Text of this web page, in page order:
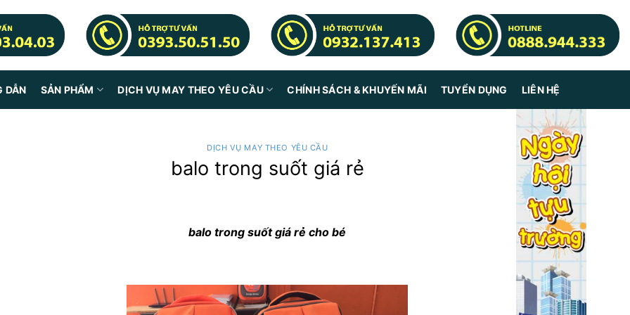
DẪN SẢN PHẨM DỊCH VỤ MAY THEO YÊU CẦU CHÍNH SÁCH & KHUYẾN MÃI TUYỂN DỤNG LIÊN HỆ
DỊCH VỤ MAY THEO YÊU CẦU
balo trong suốt giá rẻ
balo trong suốt giá rẻ cho bé